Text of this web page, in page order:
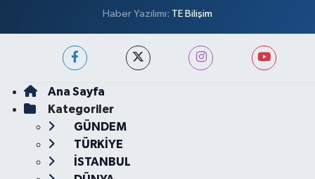
Haber Yazılımı: TE Bilişim
Ana Sayfa
Kategoriler
GÜNDEM
TÜRKİYE
İSTANBUL